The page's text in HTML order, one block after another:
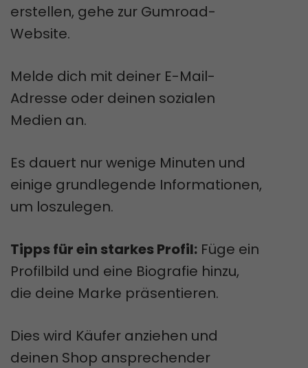
erstellen, gehe zur Gumroad-
Website.
Melde dich mit deiner E-Mail-
Adresse oder deinen sozialen
Medien an.
Es dauert nur wenige Minuten und
einige grundlegende Informationen,
um loszulegen.
Tipps für ein starkes Profil: Füge ein
Profilbild und eine Biografie hinzu,
die deine Marke präsentieren.
Dies wird Käufer anziehen und
deinen Shop ansprechender